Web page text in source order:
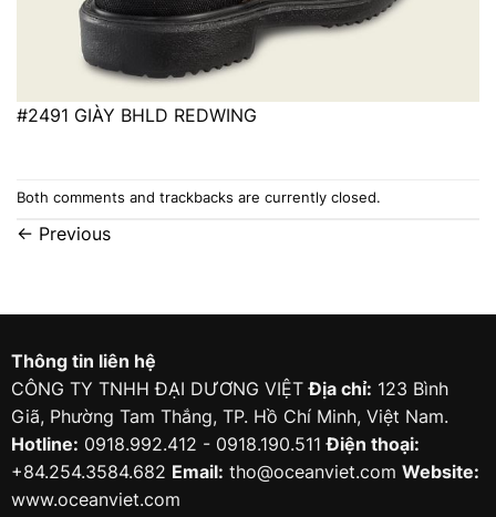
#2491 GIÀY BHLD REDWING
Both comments and trackbacks are currently closed.
← Previous
Thông tin liên hệ
CÔNG TY TNHH ĐẠI DƯƠNG VIỆTĐịa chỉ: 123 Bình
Giã, Phường Tam Thắng, TP. Hồ Chí Minh, Việt Nam.
Hotline: 0918.992.412 - 0918.190.511Điện thoại:
+84.254.3584.682 Email: tho@oceanviet.com Website:
www.oceanviet.com